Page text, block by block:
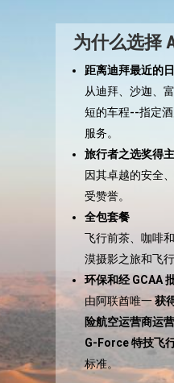
为什么选择
距离迪拜最近的
从迪拜、沙迦、
短的车程--指定
服务。
旅行者之选奖得主
因其卓越的安全
受赞誉。
全包套餐
飞行前茶、咖啡
漠摄影之旅和飞行
环保和经 GCAA
由阿联酋唯一获
险航空运营商运
G-Force 特技飞
标准。